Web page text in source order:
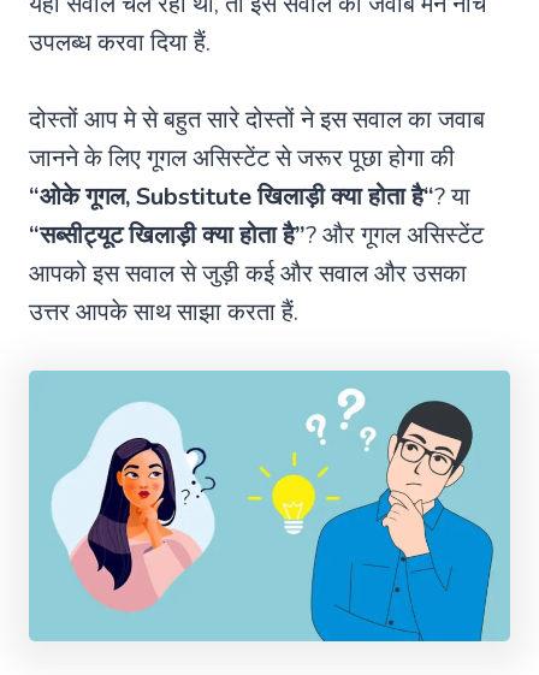
उपलब्ध करवा दिया हैं.
दोस्तों आप मे से बहुत सारे दोस्तों ने इस सवाल का जवाब
जानने के लिए गूगल असिस्टेंट से जरूर पूछा होगा की
“ओके गूगल,Substitute खिलाड़ी क्या होता है“? या
“सब्सीट्यूट खिलाड़ी क्या होता है”? और गूगल असिस्टेंट
आपको इस सवाल से जुड़ी कई और सवाल और उसका
उत्तर आपके साथ साझा करता हैं.